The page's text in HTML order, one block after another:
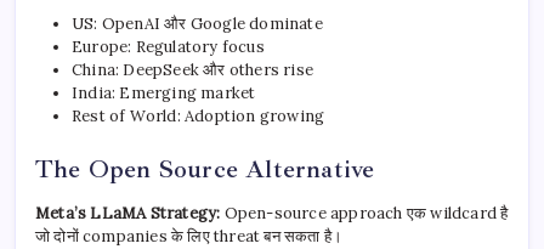
US: OpenAI और Google dominate
Europe: Regulatory focus
China: DeepSeek और others rise
India: Emerging market
Rest of World: Adoption growing
The Open Source Alternative
Meta’s LLaMA Strategy: Open-source approach एक wildcard है
जो दोनों companies के लिए threat बन सकता है।